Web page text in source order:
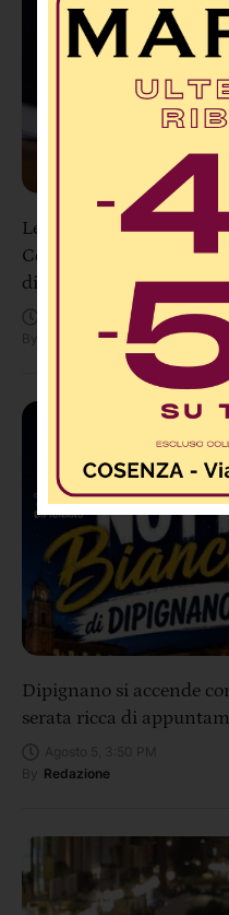
Lettere 2.0: “Un grazie
Cosenza, che è corsa
difficoltà”
Agosto 5, 4:53 PM
Redazione
Dipignano si accende
serata ricca di
Redazione